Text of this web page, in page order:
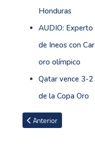
Honduras
AUDIO:
de Ineos con
oro olímpico
Qatar vence 3-
de la Copa Oro
Artículo anterior: Ian
Anterior